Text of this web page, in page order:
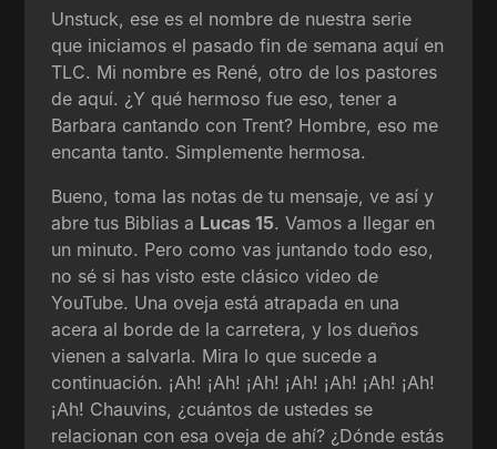
Unstuck, ese es el nombre de nuestra serie
que iniciamos el pasado fin de semana aquí en
TLC. Mi nombre es René, otro de los pastores
de aquí. ¿Y qué hermoso fue eso, tener a
Barbara cantando con Trent? Hombre, eso me
encanta tanto. Simplemente hermosa.
Bueno, toma las notas de tu mensaje, ve así y
abre tus Biblias a Lucas 15. Vamos a llegar en
un minuto. Pero como vas juntando todo eso,
no sé si has visto este clásico video de
YouTube. Una oveja está atrapada en una
acera al borde de la carretera, y los dueños
vienen a salvarla. Mira lo que sucede a
continuación. ¡Ah! ¡Ah! ¡Ah! ¡Ah! ¡Ah! ¡Ah! ¡Ah!
¡Ah! Chauvins, ¿cuántos de ustedes se
relacionan con esa oveja de ahí? ¿Dónde estás